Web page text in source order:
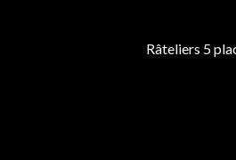
Râteliers 5